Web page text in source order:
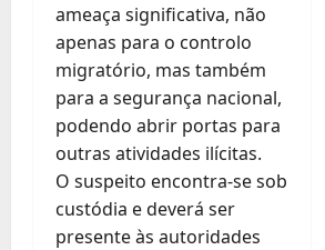
ameaça significativa, não
apenas para o controlo
migratório, mas também
para a segurança nacional,
podendo abrir portas para
outras atividades ilícitas.
O suspeito encontra-se sob
custódia e deverá ser
presente às autoridades